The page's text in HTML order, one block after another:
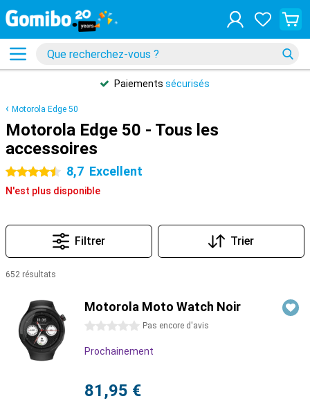
Paiements sécurisés
Motorola Edge 50
Motorola Edge 50 - Tous les
accessoires
4.5 étoiles 8,7 Excellent
N'est plus disponible
Filtrer Trier
652 résultats
Motorola Moto Watch Noir
0 étoiles Pas encore d'avis
Prochainement
81,95 €